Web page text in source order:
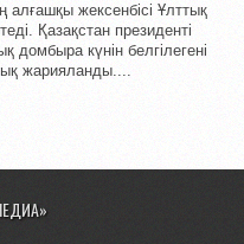
алғашқы жексенбісі Ұлттық
Қазақстан президенті
домбыра күнін белгілегені
жарияланды....